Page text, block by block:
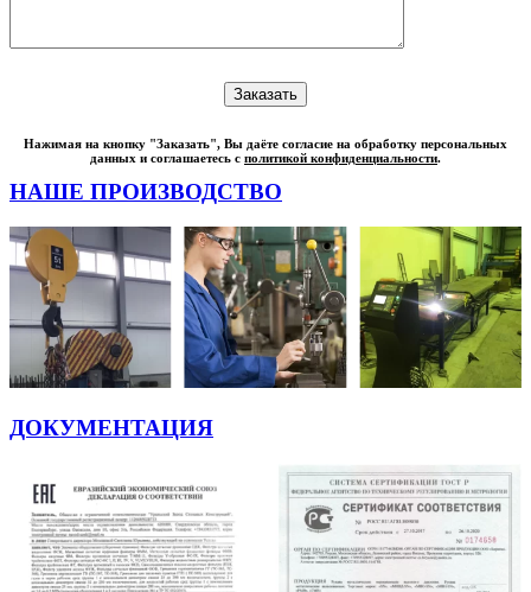
Нажимая на кнопку "Заказать", Вы даёте согласие на обработку персональных
данных и соглашаетесь с политикой конфиденциальности.
НАШЕ ПРОИЗВОДСТВО
ДОКУМЕНТАЦИЯ